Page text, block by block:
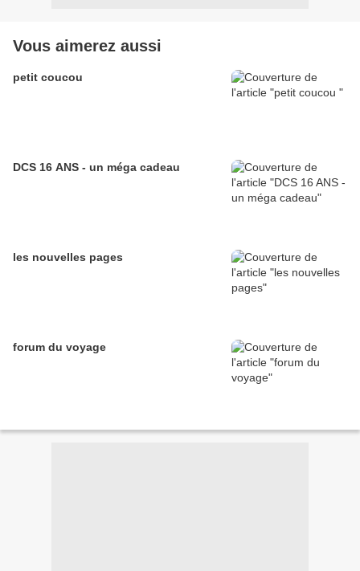
Vous aimerez aussi
petit coucou
DCS 16 ANS - un méga cadeau
les nouvelles pages
forum du voyage